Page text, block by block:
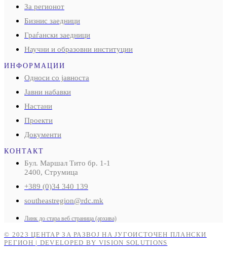
За регионот
Бизнис заедници
Граѓански заедници
Научни и образовни институции
ИНФОРМАЦИИ
Односи со јавноста
Јавни набавки
Настани
Проекти
Документи
КОНТАКТ
Бул. Маршал Тито бр. 1-1
2400, Струмица
+389 (0)34 340 139
southeastregion@rdc.mk
Линк до стара веб страница (архива)
© 2023 ЦЕНТАР ЗА РАЗВОЈ НА ЈУГОИСТОЧЕН ПЛАНСКИ
РЕГИОН | DEVELOPED BY VISION SOLUTIONS